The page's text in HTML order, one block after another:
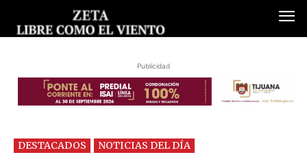
Publicidad
DESTACADOS NOTICIAS DEL DÍA